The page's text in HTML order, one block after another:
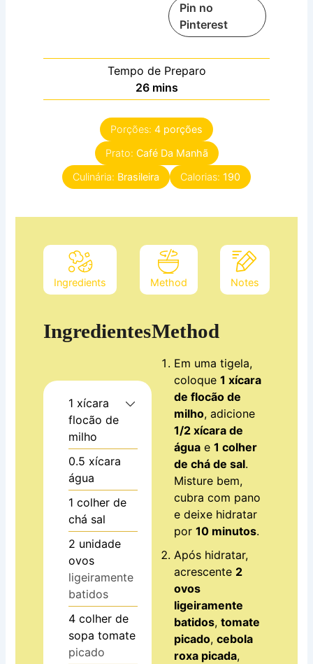
Pin no
Pinterest
Tempo de Preparo
26minutes
mins
Porções: 4 porções
Prato: Café Da Manhã
Culinária: Brasileira Calorias: 190
Ingredients Method Notes
Ingredientes
1 xícara
flocão de
milho
0.5 xícara
água
1 colher de
chá sal
2 unidade
ovos
ligeiramente
batidos
4 colher de
sopa tomate
picado
Method
Em uma tigela,
coloque 1 xícara
de flocão de
milho, adicione
1/2 xícara de
águae 1 colher
de chá de sal.
Misture bem,
cubra com pano
e deixe hidratar
por 10 minutos.
Após hidratar,
acrescente 2
ovos
ligeiramente
batidos, tomate
picado, cebola
roxa picada,